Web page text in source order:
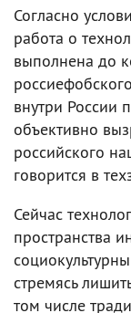
Согласно
работа о
выполнена до
внутри России
объективно
российского
говорится в
Сейчас
пространства
стремясь
том числе